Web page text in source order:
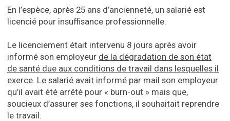
En l’espèce, après 25 ans d’ancienneté, un salarié est
licencié pour insuffisance professionnelle.
Le licenciement était intervenu 8 jours après avoir
informé son employeur de la dégradation de son état
de santé due aux conditions de travail dans lesquelles il
exerce. Le salarié avait informé par mail son employeur
qu’il avait été arrêté pour « burn-out » mais que,
soucieux d’assurer ses fonctions, il souhaitait reprendre
le travail.